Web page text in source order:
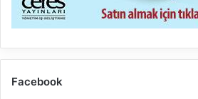
Facebook